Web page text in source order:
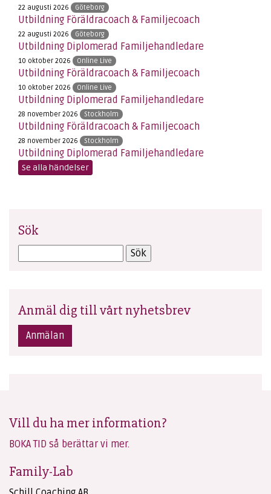
22 augusti 2026 Göteborg
Utbildning Föräldracoach & Familjecoach
22 augusti 2026 Göteborg
Utbildning Diplomerad Familjehandledare
10 oktober 2026 Online Live
Utbildning Föräldracoach & Familjecoach
10 oktober 2026 Online Live
Utbildning Diplomerad Familjehandledare
28 november 2026 Stockholm
Utbildning Föräldracoach & Familjecoach
28 november 2026 Stockholm
Utbildning Diplomerad Familjehandledare
Se alla händelser
Sök
Anmäl dig till vårt nyhetsbrev
Anmälan
Vill du ha mer information?
BOKA TID så berättar vi mer.
Family-Lab